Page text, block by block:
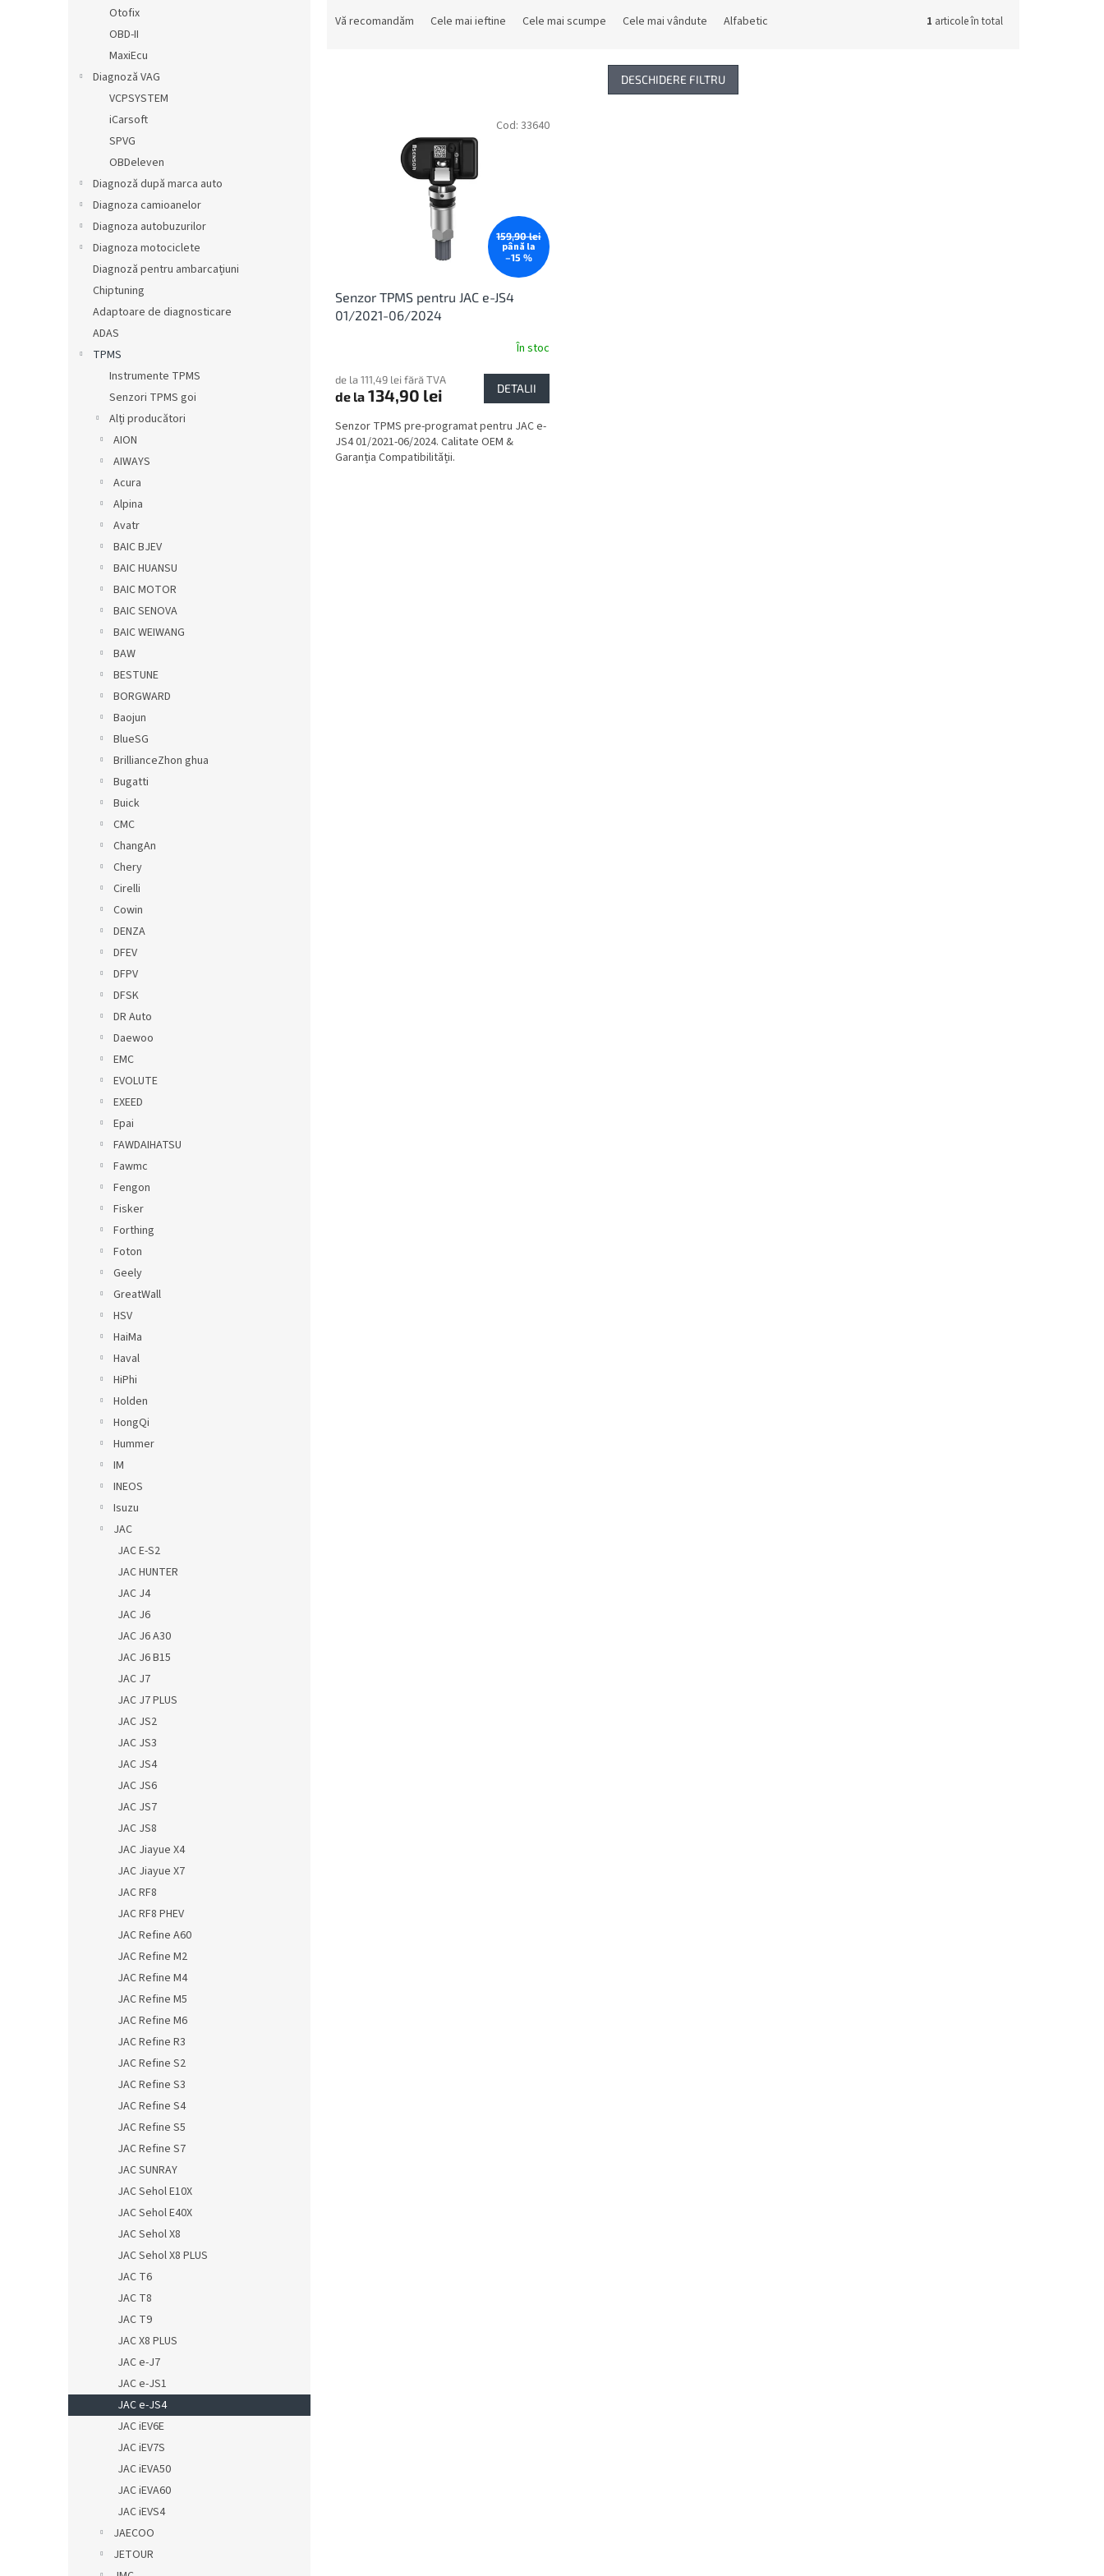
Otofix
OBD-II
MaxiEcu
Diagnoză VAG
VCPSYSTEM
iCarsoft
SPVG
OBDeleven
Diagnoză după marca auto
Diagnoza camioanelor
Diagnoza autobuzurilor
Diagnoza motociclete
Diagnoză pentru ambarcațiuni
Chiptuning
Adaptoare de diagnosticare
ADAS
TPMS
Instrumente TPMS
Senzori TPMS goi
Alți producători
AION
AIWAYS
Acura
Alpina
Avatr
BAIC BJEV
BAIC HUANSU
BAIC MOTOR
BAIC SENOVA
BAIC WEIWANG
BAW
BESTUNE
BORGWARD
Baojun
BlueSG
BrillianceZhon ghua
Bugatti
Buick
CMC
ChangAn
Chery
Cirelli
Cowin
DENZA
DFEV
DFPV
DFSK
DR Auto
Daewoo
EMC
EVOLUTE
EXEED
Epai
FAWDAIHATSU
Fawmc
Fengon
Fisker
Forthing
Foton
Geely
GreatWall
HSV
HaiMa
Haval
HiPhi
Holden
HongQi
Hummer
IM
INEOS
Isuzu
JAC
JAC E-S2
JAC HUNTER
JAC J4
JAC J6
JAC J6 A30
JAC J6 B15
JAC J7
JAC J7 PLUS
JAC JS2
JAC JS3
JAC JS4
JAC JS6
JAC JS7
JAC JS8
JAC Jiayue X4
JAC Jiayue X7
JAC RF8
JAC RF8 PHEV
JAC Refine A60
JAC Refine M2
JAC Refine M4
JAC Refine M5
JAC Refine M6
JAC Refine R3
JAC Refine S2
JAC Refine S3
JAC Refine S4
JAC Refine S5
JAC Refine S7
JAC SUNRAY
JAC Sehol E10X
JAC Sehol E40X
JAC Sehol X8
JAC Sehol X8 PLUS
JAC T6
JAC T8
JAC T9
JAC X8 PLUS
JAC e-J7
JAC e-JS1
JAC e-JS4
JAC iEV6E
JAC iEV7S
JAC iEVA50
JAC iEVA60
JAC iEVS4
JAECOO
JETOUR
Vă recomandăm Cele mai ieftine Cele mai scumpe Cele mai vândute Alfabetic 1 articole în total
DESCHIDERE FILTRU
159,90 lei
până la
–15 %
Senzor TPMS pentru JAC e-JS4
01/2021-06/2024
În stoc
de la 111,49 lei fără TVA
de la 134,90 lei DETALII
Senzor TPMS pre-programat pentru JAC e-
JS4 01/2021-06/2024. Calitate OEM &
Garanția Compatibilității.
Cod: 33640